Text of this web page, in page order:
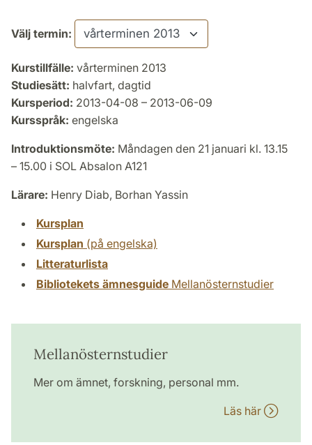
Välj termin:
Kurstillfälle: vårterminen 2013
Studiesätt: halvfart, dagtid
Kursperiod: 2013-04-08 – 2013-06-09
Kursspråk: engelska
Introduktionsmöte: Måndagen den 21 januari kl. 13.15
– 15.00 i SOL Absalon A121
Lärare: Henry Diab, Borhan Yassin
Kursplan
Kursplan (på engelska)
Litteraturlista
Bibliotekets ämnesguide Mellanösternstudier
Mellanösternstudier
Mer om ämnet, forskning, personal mm.
Läs här